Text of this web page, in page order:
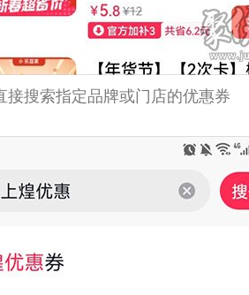
接搜索指定品牌或门店的优惠券